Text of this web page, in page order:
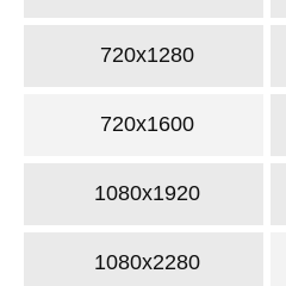
720x1280
720x1600
1080x1920
1080x2280